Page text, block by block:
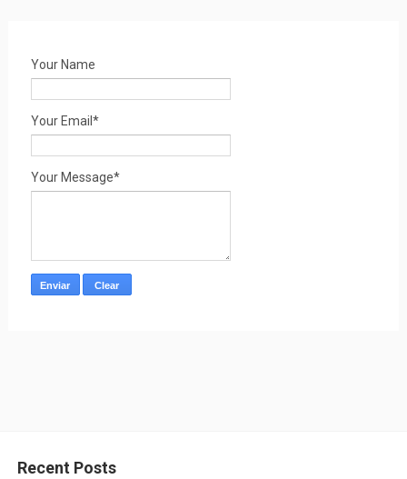
Your Name
Your Email*
Your Message*
Recent Posts